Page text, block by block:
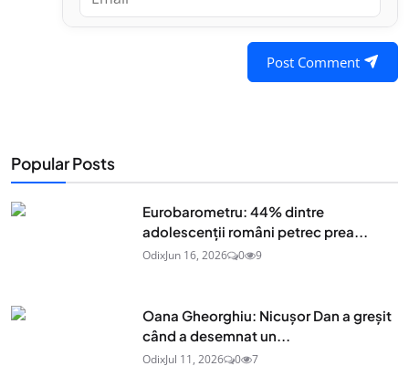
Post Comment
Popular Posts
Eurobarometru: 44% dintre
adolescenţii români petrec prea...
OdixJun 16, 2026 0 9
Oana Gheorghiu: Nicușor Dan a greșit
când a desemnat un...
OdixJul 11, 2026 0 7